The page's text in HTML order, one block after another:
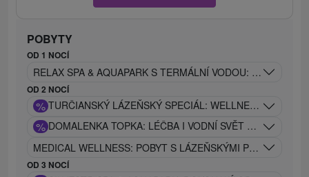
POBYTY
OD 1 NOCÍ
RELAX SPA & AQUAPARK S TERMÁLNÍ VODOU:
OD 2 NOCÍ
% TURČIANSKÝ LÁZEŇSKÝ SPECIÁL: WELLNESS, PIVO A
% DOMALENKA TOPKA: LÉČBA I VODNÍ SVĚT V JEDNÉ
MEDICAL WELLNESS: POBYT S LÁZEŇSKÝMI
OD 3 NOCÍ